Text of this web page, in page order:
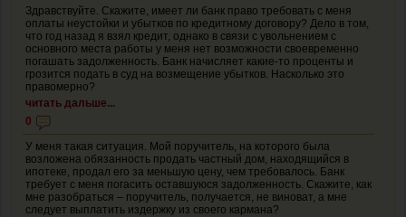
Здравствуйте. Скажите, имеет ли банк право требовать с меня
оплаты неустойки и убытков по кредитному договору? Дело в том,
что год назад я взял кредит, однако в связи с увольнением с
основного места работы у меня нет возможности своевременно
погашать задолженность. Банк начисляет какие-то проценты и
грозится подать в суд на возмещение убытков. Насколько это
правомерно?
читать дальше...
0
У меня такая ситуация. Мой поручитель, на которого была
возложена обязанность продать частный дом, находящийся в
ипотеке, продал его за меньшую цену, чем требовалось. Банк
требует с меня погасить оставшуюся задолженность. Скажите, как
мне разобраться – поручитель, получается, не виноват, а мне
следует выплатить издержку из своего кармана?